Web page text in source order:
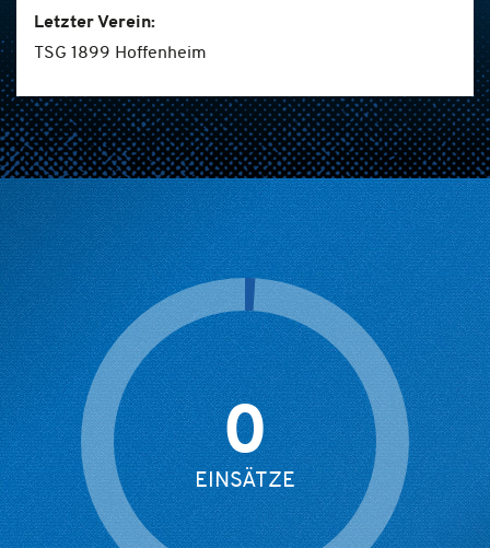
Letzter Verein:
TSG 1899 Hoffenheim
0
EINSÄTZE